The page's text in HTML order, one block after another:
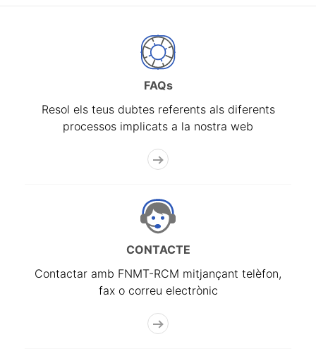
FAQs
Resol els teus dubtes referents als diferents
processos implicats a la nostra web
CONTACTE
Contactar amb FNMT-RCM mitjançant telèfon,
fax o correu electrònic